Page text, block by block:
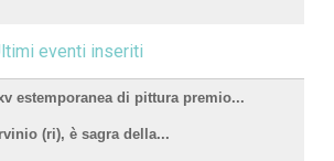
eventi inseriti
estemporanea di pittura premio...
(ri), è sagra della...